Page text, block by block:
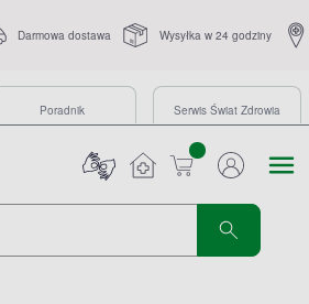
Darmowa dostawa Wysyłka w 24 godziny
Poradnik Serwis Świat Zdrowia
sztuk